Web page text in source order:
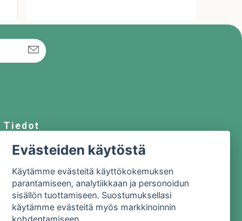
Tiedot
Meistä
Ota yhteyttä
Sopimusehdot
Tietosuojakäytäntö
Evästeiden käytöstä
Käytämme evästeitä käyttökokemuksen
parantamiseen, analytiikkaan ja personoidun
sisällön tuottamiseen. Suostumuksellasi
käytämme evästeitä myös markkinoinnin